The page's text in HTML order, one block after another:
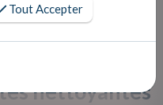
nettoyantes
Tout Accepter